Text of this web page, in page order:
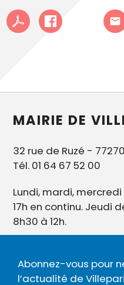
MAIRIE DE
32 rue de Ruzé -
Tél. 01 64 67 52 00
Lundi, mardi,
17h en continu. Jeudi
8h30 à 12h.
Abonnez-vous pour
l’actualité de